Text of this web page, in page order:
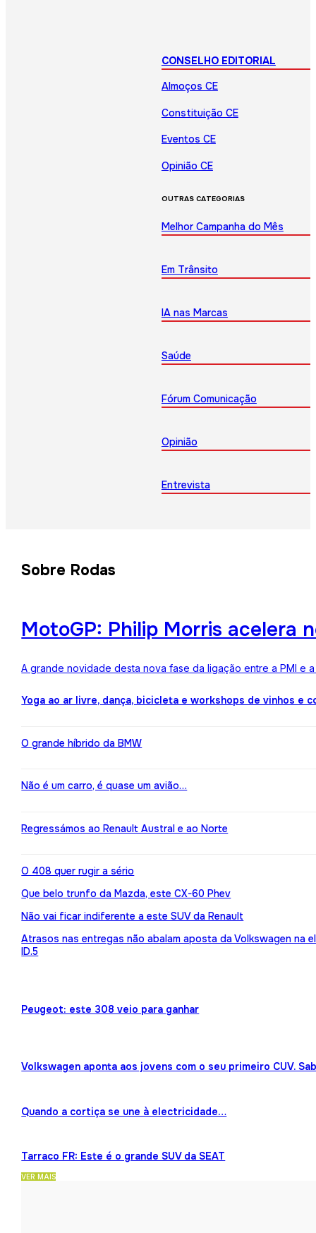
CONSELHO EDITORIAL
Almoços CE
Constituição CE
Eventos CE
Opinião CE
OUTRAS CATEGORIAS
Melhor Campanha do Mês
Em Trânsito
IA nas Marcas
Saúde
Fórum Comunicação
Opinião
Entrevista
Sobre Rodas
MotoGP: Philip Morris acelera
A grande novidade desta nova fase da ligação entre a PMI e
Yoga ao ar livre, dança, bicicleta e workshops de vinhos e
O grande híbrido da BMW
Não é um carro, é quase um avião…
Regressámos ao Renault Austral e ao Norte
O 408 quer rugir a sério
Que belo trunfo da Mazda, este CX-60 Phev
Não vai ficar indiferente a este SUV da Renault
Atrasos nas entregas não abalam aposta da Volkswagen na
ID.5
Peugeot: este 308 veio para ganhar
Volkswagen aponta aos jovens com o seu primeiro CUV.
Quando a cortiça se une à electricidade…
Tarraco FR: Este é o grande SUV da SEAT
VER MAIS